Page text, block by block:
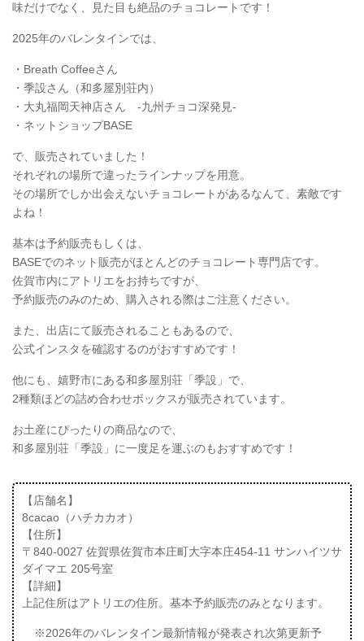
味だけでなく、見た目も絶品のチョコレートです！
2025年のバレンタインでは、
・Breath Coffeeさん
・季設さん（和多屋別荘内）
・大丸福岡天神店さん -九州チョコ深発見-
・ネットショップBASE
で、販売されていました！
それぞれの場所で違ったラインナップ⁡を用意。
その場所でしか出会えないチョコレートがあるなんて、素敵です
よね！
基本は予約販売もしくは、
BASEでのネット販売がほとんどのチョコレート専門店です。
佐賀市内にアトリエをお持ちですが、
予約販売のみのため、購入される際はご注意ください。
また、出店にて販売されることもあるので、
公式インスタを確認するのがおすすめです！
他にも、嬉野市にある和多屋別荘「季設」で、
2種類ほどの詰め合わせボックスが販売されています。
お土産にぴったりの商品なので、
和多屋別荘「季設」に一度足を運ぶのもおすすめです！
【店舗名】
8cacao（ハチカカオ）
【住所】
〒840-0027 佐賀県佐賀市本庄町大字本庄454-11 サンハイツサ
ダイマエ 205号室
【詳細】
上記住所はアトリエの住所。基本予約販売のみとなります。
※2026年のバレンタイン最新情報が発表され次第更新予